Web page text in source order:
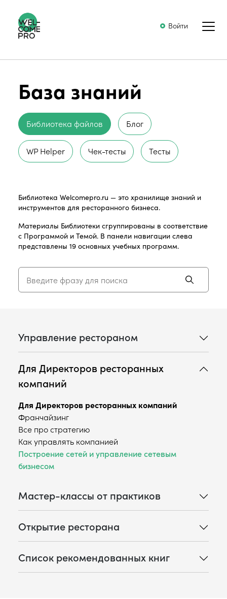
Войти
База знаний
Библиотека файлов Блог
WP Helper Чек-тесты Тесты
Библиотека Welcomepro.ru — это хранилище знаний и
инструментов для ресторанного бизнеса.
Материалы Библиотеки сгруппированы в соответствие
с Программой и Темой. В панели навигации слева
представлены 19 основных учебных программ.
Управление рестораном
Для Директоров ресторанных
компаний
Для Директоров ресторанных компаний
Франчайзинг
Все про стратегию
Как управлять компанией
Построение сетей и управление сетевым
бизнесом
Мастер-классы от практиков
Открытие ресторана
Список рекомендованных книг